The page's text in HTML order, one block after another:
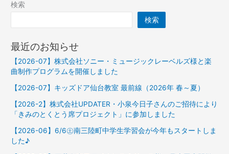
検索
検索
最近のお知らせ
【2026-07】株式会社ソニー・ミュージックレーベルズ様と楽
曲制作プログラムを開催しました
【2026-07】キッズドア仙台教室 最前線（2026年 春～夏）
【2026-2】株式会社UPDATER・小泉今日子さんのご招待により
「きみのとくとう席プロジェクト」に参加しました
【2026-06】6/6㊏南三陸町中学生学習会が今年もスタートしま
した♪